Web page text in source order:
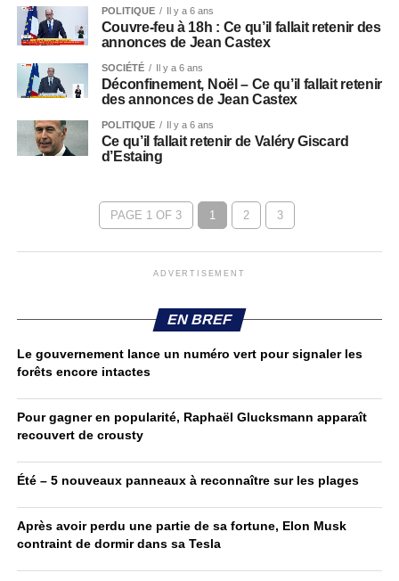
POLITIQUE Il y a 6 ans
Couvre-feu à 18h : Ce qu’il fallait retenir des
annonces de Jean Castex
SOCIÉTÉ Il y a 6 ans
Déconfinement, Noël – Ce qu’il fallait retenir
des annonces de Jean Castex
POLITIQUE Il y a 6 ans
Ce qu’il fallait retenir de Valéry Giscard
d’Estaing
PAGE 1 OF 3 1 2 3
ADVERTISEMENT
EN BREF
Le gouvernement lance un numéro vert pour signaler les
forêts encore intactes
Pour gagner en popularité, Raphaël Glucksmann apparaît
recouvert de crousty
Été – 5 nouveaux panneaux à reconnaître sur les plages
Après avoir perdu une partie de sa fortune, Elon Musk
contraint de dormir dans sa Tesla